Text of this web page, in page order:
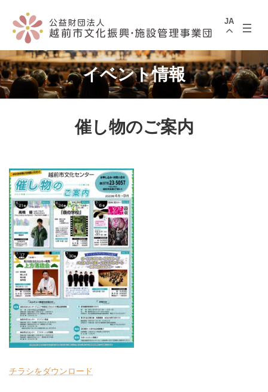
へ
ス
キ
ッ
プ
ョ
ン
に
移
動
JA
イベント情報
催し物のご案内
チラシをダウンロード